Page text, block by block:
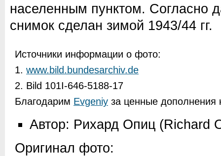
населенным пунктом. Согласно
снимок сделан зимой 1943/44 гг.
Источники информации о фото:
1. www.bild.bundesarchiv.de
2. Bild 101I-646-5188-17
Благодарим Evgeniy за ценные дополнения
Автор: Рихард Опиц (Richard
Оригинал фото: